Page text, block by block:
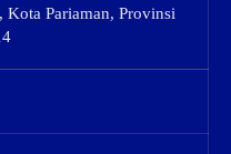
Pariaman, Provinsi